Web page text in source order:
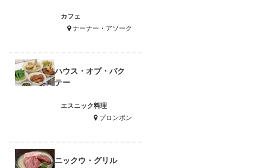
カフェ
ナーナー・アソーク
ハウス・オブ・バク
テー
エスニック料理
プロンポン
ニックウ・グリル